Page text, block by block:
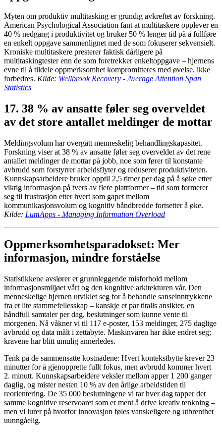
Myten om produktiv multitasking er grundig avkreftet av forskning.
American Psychological Association fant at multitaskere opplever en
40 % nedgang i produktivitet og bruker 50 % lenger tid på å fullføre
en enkelt oppgave sammenlignet med de som fokuserer sekvensielt.
Kroniske multitaskere presterer faktisk dårligere på
multitaskingtester enn de som foretrekker enkeltoppgave – hjernens
evne til å tildele oppmerksomhet kompromitteres med øvelse, ikke
forbedres. Kilde: Wellbrook Recovery - Average Attention Span
Statistics
17. 38 % av ansatte føler seg overveldet
av det store antallet meldinger de mottar
Meldingsvolum har overgått menneskelig behandlingskapasitet.
Forskning viser at 38 % av ansatte føler seg overveldet av det rene
antallet meldinger de mottar på jobb, noe som fører til konstante
avbrudd som forstyrrer arbeidsflyter og reduserer produktiviteten.
Kunnskapsarbeidere bruker opptil 2,5 timer per dag på å søke etter
viktig informasjon på tvers av flere plattformer – tid som formerer
seg til frustrasjon etter hvert som gapet mellom
kommunikasjonsvolum og kognitiv båndbredde fortsetter å øke.
Kilde: LumApps - Managing Information Overload
Oppmerksomhetsparadokset: Mer
informasjon, mindre forståelse
Statistikkene avslører et grunnleggende misforhold mellom
informasjonsmiljøet vårt og den kognitive arkitekturen vår. Den
menneskelige hjernen utviklet seg for å behandle sanseinntrykkene
fra et lite stammefellesskap – kanskje et par titalls ansikter, en
håndfull samtaler per dag, beslutninger som kunne vente til
morgenen. Nå våkner vi til 117 e-poster, 153 meldinger, 275 daglige
avbrudd og data målt i zettabyte. Maskinvaren har ikke endret seg;
kravene har blitt umulig annerledes.
Tenk på de sammensatte kostnadene: Hvert kontekstbytte krever 23
minutter for å gjenopprette fullt fokus, men avbrudd kommer hvert
2. minutt. Kunnskapsarbeidere veksler mellom apper 1 200 ganger
daglig, og mister nesten 10 % av den årlige arbeidstiden til
reorientering. De 35 000 beslutningene vi tar hver dag tapper det
samme kognitive reservoaret som er ment å drive kreativ tenkning –
men vi lurer på hvorfor innovasjon føles vanskeligere og utbrenthet
uunngåelig.